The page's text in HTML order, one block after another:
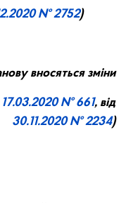
.2020№ 2752)
вносяться зміни
17.03.2020№ 661, від
30.11.2020 № 2234)